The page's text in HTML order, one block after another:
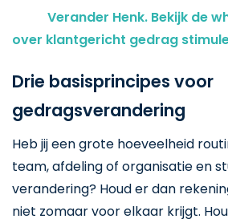
Verander Henk. Bekijk de
over klantgericht gedrag
Drie basisprincipes voor
gedragsverandering
Heb jij een grote hoeveelheid
team, afdeling of organisatie en
verandering? Houd er dan
niet zomaar voor elkaar krijgt.